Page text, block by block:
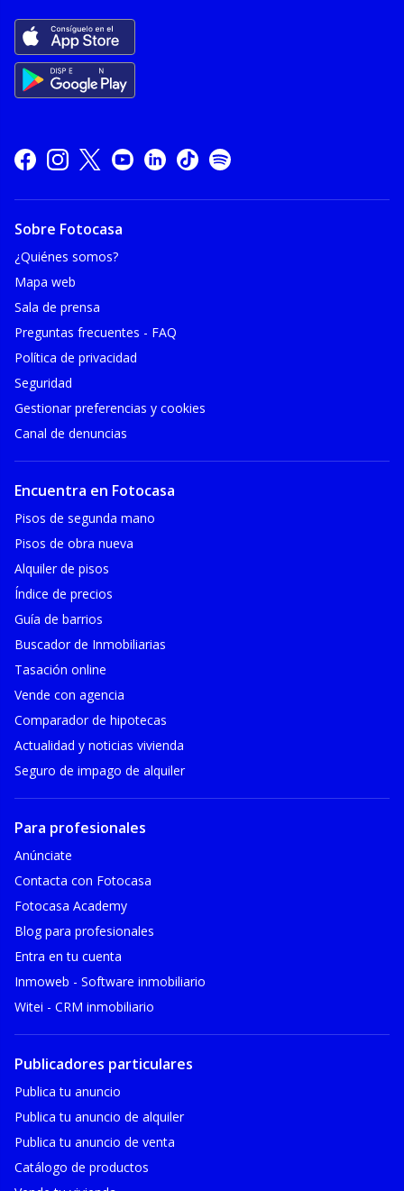
Sobre Fotocasa
¿Quiénes somos?
Mapa web
Sala de prensa
Preguntas frecuentes - FAQ
Política de privacidad
Seguridad
Gestionar preferencias y cookies
Canal de denuncias
Encuentra en Fotocasa
Pisos de segunda mano
Pisos de obra nueva
Alquiler de pisos
Índice de precios
Guía de barrios
Buscador de Inmobiliarias
Tasación online
Vende con agencia
Comparador de hipotecas
Actualidad y noticias vivienda
Seguro de impago de alquiler
Para profesionales
Anúnciate
Contacta con Fotocasa
Fotocasa Academy
Blog para profesionales
Entra en tu cuenta
Inmoweb - Software inmobiliario
Witei - CRM inmobiliario
Publicadores particulares
Publica tu anuncio
Publica tu anuncio de alquiler
Publica tu anuncio de venta
Catálogo de productos